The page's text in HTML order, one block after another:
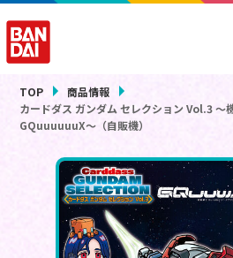
TOP
商品情報
カードダス ガンダム セレクション Vol.3
GQuuuuuuX～（自販機）